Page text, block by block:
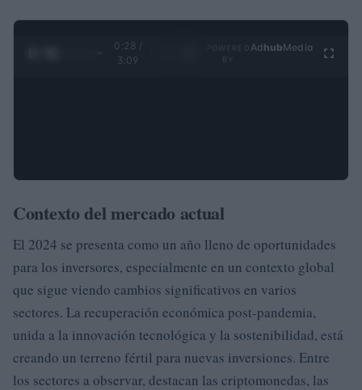
0:28 /
3:09
Ad hubMedia
Contexto del mercado actual
El 2024 se presenta como un año lleno de oportunidades
para los inversores, especialmente en un contexto global
que sigue viendo cambios significativos en varios
sectores. La recuperación económica post-pandemia,
unida a la innovación tecnológica y la sostenibilidad, está
creando un terreno fértil para nuevas inversiones. Entre
los sectores a observar, destacan las criptomonedas, las